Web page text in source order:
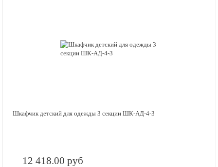
Шкафчик детский для одежды 3 секции ШК-АД-4-3
12 418.00 руб